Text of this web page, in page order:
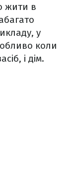
жити в
у
коли
і дім.